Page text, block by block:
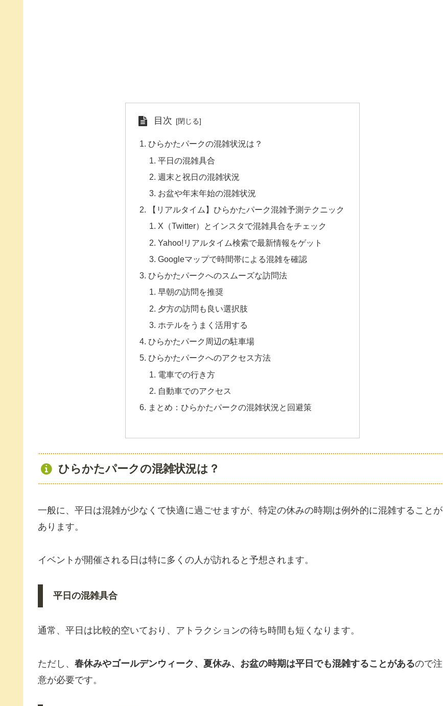
目次
ひらかたパークの混雑状況は？
平日の混雑具合
週末と祝日の混雑状況
お盆や年末年始の混雑状況
【リアルタイム】ひらかたパーク混雑予測テクニック
X（Twitter）とインスタで混雑具合をチェック
Yahoo!リアルタイム検索で最新情報をゲット
Googleマップで時間帯による混雑を確認
ひらかたパークへのスムーズな訪問法
早朝の訪問を推奨
夕方の訪問も良い選択肢
ホテルをうまく活用する
ひらかたパーク周辺の駐車場
ひらかたパークへのアクセス方法
電車での行き方
自動車でのアクセス
まとめ：ひらかたパークの混雑状況と回避策
ひらかたパークの混雑状況は？
一般に、平日は混雑が少なくて快適に過ごせますが、特定の休みの時期は例外的に混雑することが
あります。
イベントが開催される日は特に多くの人が訪れると予想されます。
平日の混雑具合
通常、平日は比較的空いており、アトラクションの待ち時間も短くなります。
ただし、 春休みやゴールデンウィーク、夏休み、お盆の時期は平日でも混雑することがあるので注
意が必要です。